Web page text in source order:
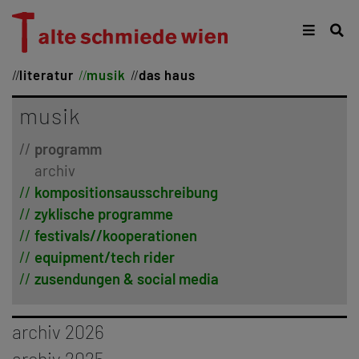
literatur musik das haus
musik
programm
archiv
kompositionsausschreibung
zyklische programme
festivals//kooperationen
equipment/tech rider
zusendungen & social media
archiv 2026